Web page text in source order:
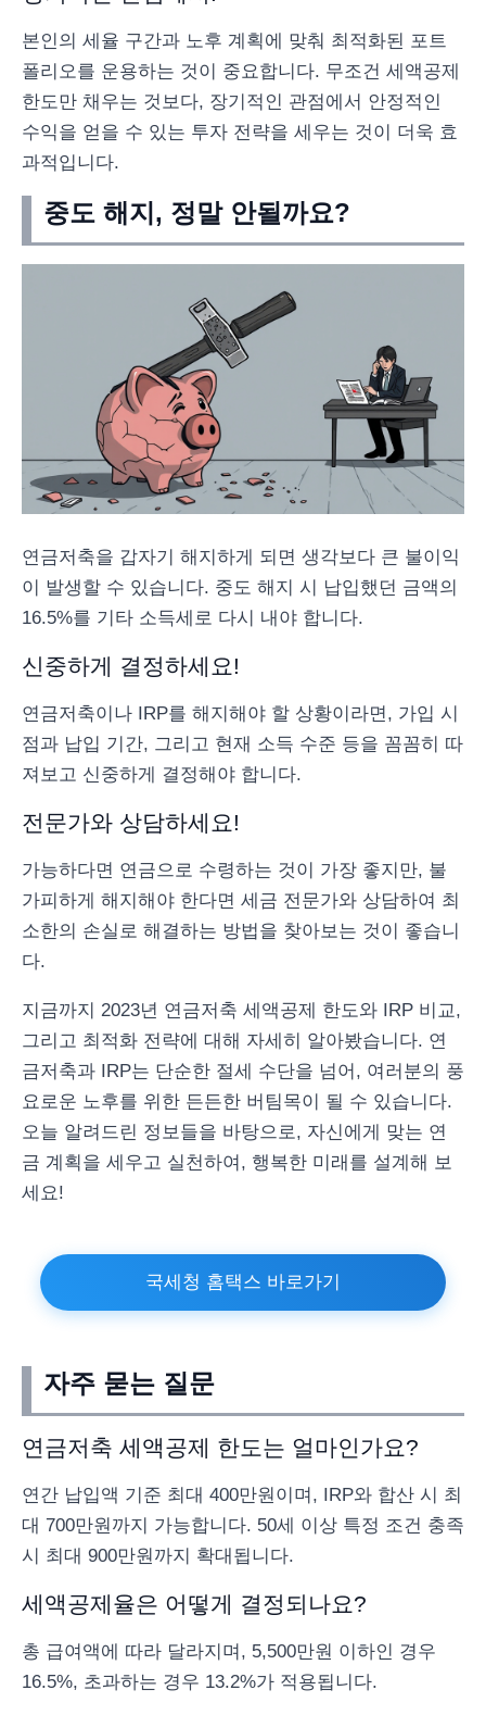
본인의 세율 구간과 노후 계획에 맞춰 최적화된 포트
폴리오를 운용하는 것이 중요합니다. 무조건 세액공제
한도만 채우는 것보다, 장기적인 관점에서 안정적인
수익을 얻을 수 있는 투자 전략을 세우는 것이 더욱 효
과적입니다.
중도 해지, 정말 안될까요?
연금저축을 갑자기 해지하게 되면 생각보다 큰 불이익
이 발생할 수 있습니다. 중도 해지 시 납입했던 금액의
16.5%를 기타 소득세로 다시 내야 합니다.
신중하게 결정하세요!
연금저축이나 IRP를 해지해야 할 상황이라면, 가입 시
점과 납입 기간, 그리고 현재 소득 수준 등을 꼼꼼히 따
져보고 신중하게 결정해야 합니다.
전문가와 상담하세요!
가능하다면 연금으로 수령하는 것이 가장 좋지만, 불
가피하게 해지해야 한다면 세금 전문가와 상담하여 최
소한의 손실로 해결하는 방법을 찾아보는 것이 좋습니
다.
지금까지 2023년 연금저축 세액공제 한도와 IRP 비교,
그리고 최적화 전략에 대해 자세히 알아봤습니다. 연
금저축과 IRP는 단순한 절세 수단을 넘어, 여러분의 풍
요로운 노후를 위한 든든한 버팀목이 될 수 있습니다.
오늘 알려드린 정보들을 바탕으로, 자신에게 맞는 연
금 계획을 세우고 실천하여, 행복한 미래를 설계해 보
세요!
국세청 홈택스 바로가기
자주 묻는 질문
연금저축 세액공제 한도는 얼마인가요?
연간 납입액 기준 최대 400만원이며, IRP와 합산 시 최
대 700만원까지 가능합니다. 50세 이상 특정 조건 충족
시 최대 900만원까지 확대됩니다.
세액공제율은 어떻게 결정되나요?
총 급여액에 따라 달라지며, 5,500만원 이하인 경우
16.5%, 초과하는 경우 13.2%가 적용됩니다.